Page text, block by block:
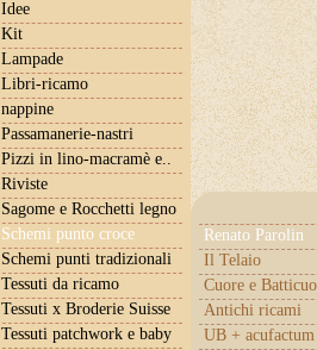
Idee
Kit
Lampade
Libri-ricamo
nappine
Passamanerie-nastri
Pizzi in lino-macramè e..
Riviste
Sagome e Rocchetti legno
Schemi punto croce
Renato Parolin
Il Telaio
Cuore e
Antichi ricami
UB +
Schemi punti tradizionali
Tessuti da ricamo
Tessuti x Broderie Suisse
Tessuti patchwork e baby